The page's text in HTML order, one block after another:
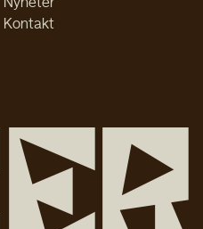
Nyheter
Kontakt
e r